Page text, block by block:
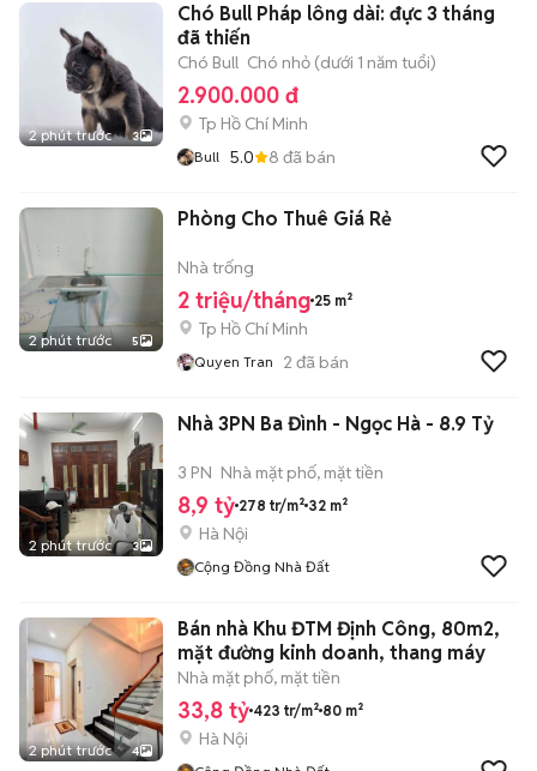
2 phút trước 3
Chó Bull Pháp lông dài: đực 3 tháng
đã thiến
Chó Bull Chó nhỏ (dưới 1 năm tuổi)
2.900.000 đ
Tp Hồ Chí Minh
Bull 5.0 8 đã bán
2 phút trước 5
Phòng Cho Thuê Giá Rẻ
Nhà trống
2 triệu/tháng 25 m²
Tp Hồ Chí Minh
Quyen Tran 2 đã bán
2 phút trước 3
Nhà 3PN Ba Đình - Ngọc Hà - 8.9 Tỷ
3 PN Nhà mặt phố, mặt tiền
8,9 tỷ 278 tr/m² 32 m²
Hà Nội
Cộng Đồng Nhà Đất
2 phút trước 4
Bán nhà Khu ĐTM Định Công, 80m2,
mặt đường kinh doanh, thang máy
Nhà mặt phố, mặt tiền
33,8 tỷ 423 tr/m² 80 m²
Hà Nội